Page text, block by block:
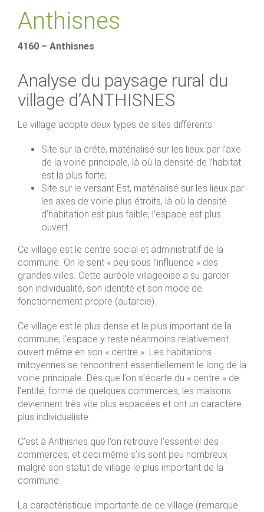
Anthisnes
4160 – Anthisnes
Analyse du paysage rural du
village d’ANTHISNES
Le village adopte deux types de sites différents:
Site sur la crête, matérialisé sur les lieux par l’axe
de la voirie principale, là où la densité de l’habitat
est la plus forte;
Site sur le versant Est, matérialisé sur les lieux par
les axes de voirie plus étroits, là où la densité
d’habitation est plus faible; l’espace est plus
ouvert.
Ce village est le centre social et administratif de la
commune. On le sent « peu sous l’influence » des
grandes villes. Cette auréole villageoise a su garder
son individualité, son identité et son mode de
fonctionnement propre (autarcie).
Ce village est le plus dense et le plus important de la
commune; l’espace y reste néanmoins relativement
ouvert même en son « centre ». Les habitations
mitoyennes se rencontrent essentiellement le long de la
voirie principale. Dès que l’on s’écarte du « centre » de
l’entité, formé de quelques commerces, les maisons
deviennent très vite plus espacées et ont un caractère
plus individualiste.
C’est à Anthisnes que l’on retrouve l’essentiel des
commerces, et ceci même s’ils sont peu nombreux
malgré son statut de village le plus important de la
commune.
La caractéristique importante de ce village (remarque